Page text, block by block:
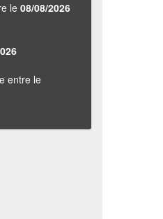
le08/08/2026
entre le